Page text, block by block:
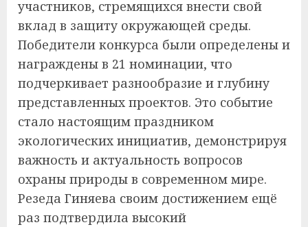
участников, стремящихся внести свой
вклад в защиту окружающей среды.
Победители конкурса были определены и
награждены в 21 номинации, что
подчеркивает разнообразие и глубину
представленных проектов. Это событие
стало настоящим праздником
экологических инициатив, демонстрируя
важность и актуальность вопросов
охраны природы в современном мире.
Резеда Гиняева своим достижением ещё
раз подтвердила высокий